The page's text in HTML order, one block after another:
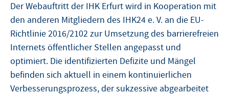
Der Webauftritt der IHK Erfurt wird in Kooperation mit
den anderen Mitgliedern des IHK24 e. V. an die EU-
Richtlinie 2016/2102 zur Umsetzung des barrierefreien
Internets öffentlicher Stellen angepasst und
optimiert. Die identifizierten Defizite und Mängel
befinden sich aktuell in einem kontinuierlichen
Verbesserungsprozess, der sukzessive abgearbeitet